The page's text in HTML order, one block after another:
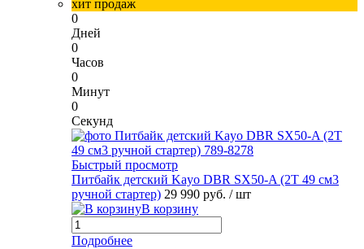
хит продаж
0
Дней
0
Часов
0
Минут
0
Секунд
Быстрый просмотр
Питбайк детский Kayo DBR SX50-A (2T 49 см3
ручной стартер) 29 990 руб. / шт
В корзину
Подробнее